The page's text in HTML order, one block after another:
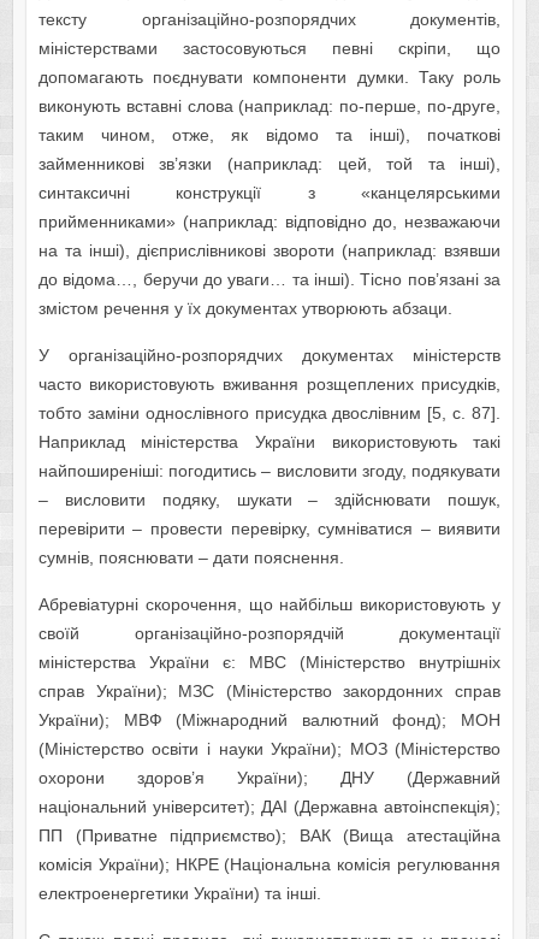
тексту організаційно-розпорядчих документів,
міністерствами застосовуються певні скріпи, що
допомагають поєднувати компоненти думки. Таку роль
виконують вставні слова (наприклад: по-перше, по-друге,
таким чином, отже, як відомо та інші), початкові
займенникові зв’язки (наприклад: цей, той та інші),
синтаксичні конструкції з «канцелярськими
прийменниками» (наприклад: відповідно до, незважаючи
на та інші), дієприслівникові звороти (наприклад: взявши
до відома…, беручи до уваги… та інші). Тісно пов’язані за
змістом речення у їх документах утворюють абзаци.
У організаційно-розпорядчих документах міністерств
часто використовують вживання розщеплених присудків,
тобто заміни однослівного присудка двослівним [5, с. 87].
Наприклад міністерства України використовують такі
найпоширеніші: погодитись – висловити згоду, подякувати
– висловити подяку, шукати – здійснювати пошук,
перевірити – провести перевірку, сумніватися – виявити
сумнів, пояснювати – дати пояснення.
Абревіатурні скорочення, що найбільш використовують у
своїй організаційно-розпорядчій документації
міністерства України є: МВС (Міністерство внутрішніх
справ України); МЗС (Міністерство закордонних справ
України); МВФ (Міжнародний валютний фонд); МОН
(Міністерство освіти і науки України); МОЗ (Міністерство
охорони здоров’я України); ДНУ (Державний
національний університет); ДАІ (Державна автоінспекція);
ПП (Приватне підприємство); ВАК (Вища атестаційна
комісія України); НКРЕ (Національна комісія регулювання
електроенергетики України) та інші.